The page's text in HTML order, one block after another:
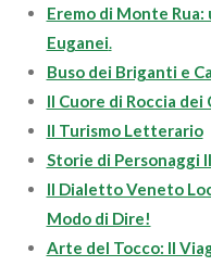
Eremo di Monte
Euganei.
Buso dei Briganti e
Il Cuore di Roccia dei
Il Turismo Letterario
Storie di Personaggi
Il Dialetto Veneto
Modo di Dire!
Arte del Tocco: Il